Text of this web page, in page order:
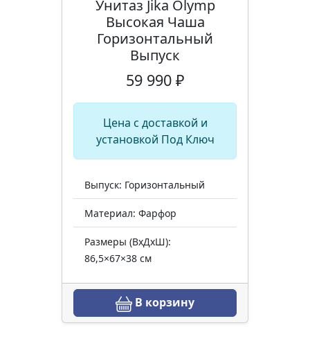
Унитаз Jika Olymp
Высокая Чаша
Горизонтальный
Выпуск
59 990 ₽
Цена с доставкой и
установкой Под Ключ
Выпуск: Горизонтальный
Материал: Фарфор
Размеры (ВхДхШ):
86,5×67×38 см
В корзину